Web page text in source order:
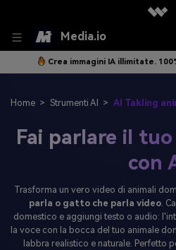
Media.io
Crea immagini IA illimitate.
Home > Strumenti AI > AI Takling
Fai parlare il
con
Trasforma un vero video di animali
parla o gatto che parla video.
domestico e aggiungi testo o audio:
la voce con la bocca del tuo animale
labbra realistico e naturale. Perfetto